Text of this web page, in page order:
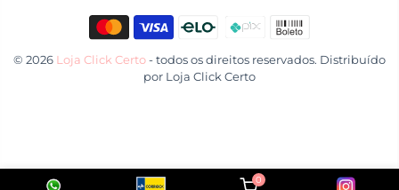
© 2026 Loja Click Certo- todos os direitos reservados. Distribuído
por Loja Click Certo
0